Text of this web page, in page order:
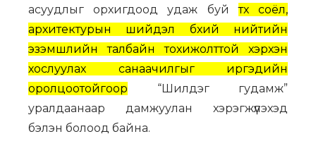
асуудлыг орхигдоод удаж буйтүүх соёл,
архитектурын шийдэл бүхий нийтийн
эзэмшлийн талбайн тохижолттой хэрхэн
хослуулах санаачилгыг иргэдийн
оролцоотойгоор “Шилдэг гудамж”
уралдаанаар дамжуулан хэрэгжүүлэхэд
бэлэн болоод байна.